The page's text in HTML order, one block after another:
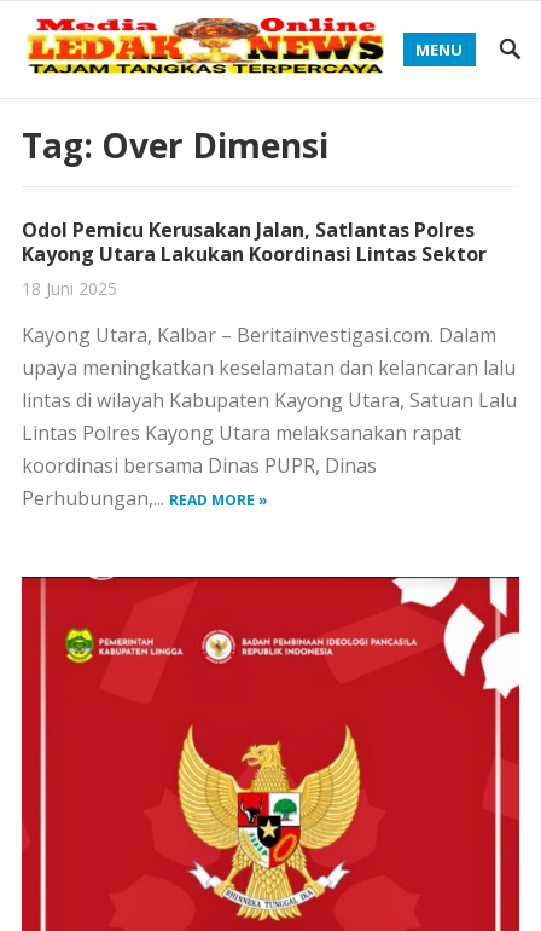
MENU
Tag: Over Dimensi
Odol Pemicu Kerusakan Jalan, Satlantas Polres
Kayong Utara Lakukan Koordinasi Lintas Sektor
18 Juni 2025
Kayong Utara, Kalbar – Beritainvestigasi.com. Dalam
upaya meningkatkan keselamatan dan kelancaran lalu
lintas di wilayah Kabupaten Kayong Utara, Satuan Lalu
Lintas Polres Kayong Utara melaksanakan rapat
koordinasi bersama Dinas PUPR, Dinas
Perhubungan,... READ MORE »